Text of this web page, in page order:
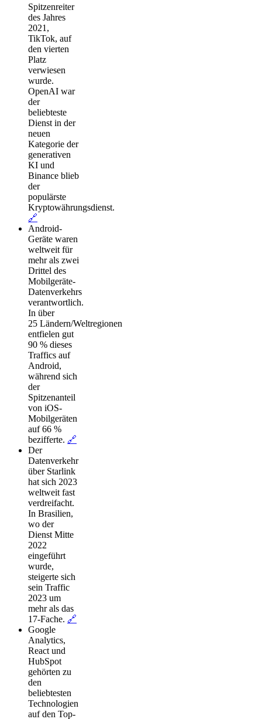
Spitzenreiter
des Jahres
2021,
TikTok, auf
den vierten
Platz
verwiesen
wurde.
OpenAI war
der
beliebteste
Dienst in der
neuen
Kategorie der
generativen
KI und
Binance blieb
der
populärste
Kryptowährungsdienst.
🔗
Android-
Geräte waren
weltweit für
mehr als zwei
Drittel des
Mobilgeräte-
Datenverkehrs
verantwortlich.
In über
25 Ländern/Weltregionen
entfielen gut
90 % dieses
Traffics auf
Android,
während sich
der
Spitzenanteil
von iOS-
Mobilgeräten
auf 66 %
bezifferte. 🔗
Der
Datenverkehr
über Starlink
hat sich 2023
weltweit fast
verdreifacht.
In Brasilien,
wo der
Dienst Mitte
2022
eingeführt
wurde,
steigerte sich
sein Traffic
2023 um
mehr als das
17-Fache. 🔗
Google
Analytics,
React und
HubSpot
gehörten zu
den
beliebtesten
Technologien
auf den Top-